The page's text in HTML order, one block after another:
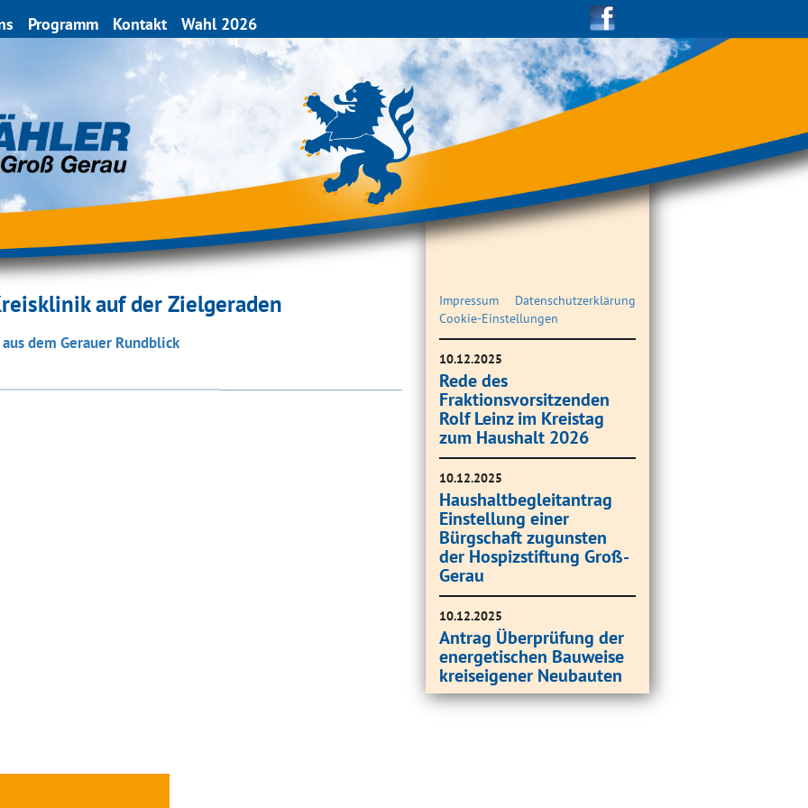
Programm Kontakt Wahl 2026
auf der Zielgeraden
dem Gerauer Rundblick
Impressum
Datenschutzerklärung
Cookie-Einstellungen
10.12.2025
Rede des
Fraktionsvorsitzenden
Rolf Leinz im Kreistag
zum Haushalt 2026
10.12.2025
Haushaltbegleitantrag
Einstellung einer
Bürgschaft zugunsten
der Hospizstiftung Groß-
Gerau
10.12.2025
Antrag Überprüfung der
energetischen Bauweise
kreiseigener Neubauten